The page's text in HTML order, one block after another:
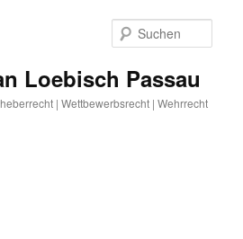
Loebisch Passau
| Wettbewerbsrecht | Wehrrecht